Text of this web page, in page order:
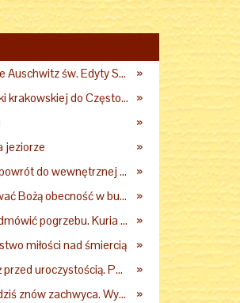
»
Dziś przypada rocznica śmierci w obozie Auschwitz św. Edyty Stein – co o niej mówił Jan Paweł II?
»
Kard. Grzegorz Ryś na trasie pielgrzymki krakowskiej do Częstochowy
»
»
jeziorze
»
Globalny szum informacyjny – czas na powrót do wewnętrznej prawdy
»
Zamiast tonąć w zwątpieniu – odczytywać Bożą obecność w burzach codziennego życia
»
Rodzina twierdzi, że proboszcz chciał odmówić pogrzebu. Kuria zapowiada wyjaśnienia
»
miłości nad śmiercią
»
Katolicki pogrzeb muzyka odwołano tuż przed uroczystością. Powodem była przynależność do masonerii
»
Zrabowany podczas złupienia Rzymu, dziś znów zachwyca. Wyjątkowy arras w Castel Gandolfo